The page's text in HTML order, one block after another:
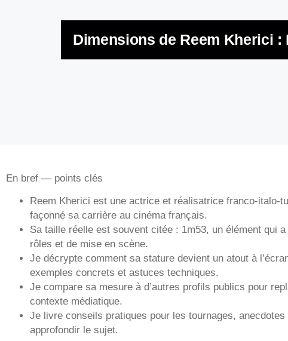
Dimensions de Reem Kherici
En bref — points clés
Reem Kherici est une actrice et réalisatrice
façonné sa carrière au cinéma français.
Sa taille réelle est souvent citée : 1m53, un élément qui
rôles et de mise en scène.
Je décrypte comment sa stature devient un atout à
exemples concrets et astuces techniques.
Je compare sa mesure à d’autres profils publics pour
contexte médiatique.
Je livre conseils pratiques pour les tournages,
approfondir le sujet.